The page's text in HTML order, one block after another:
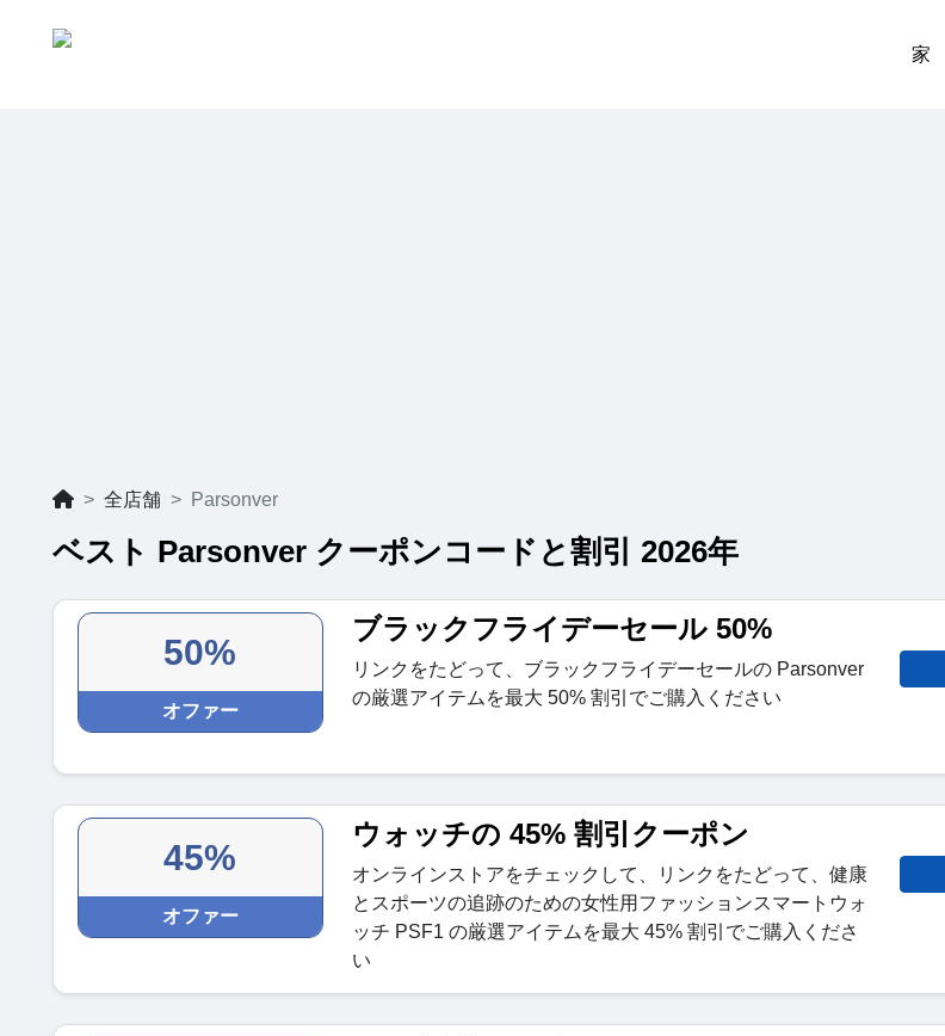
家
全店舗 Parsonver
ベスト Parsonver クーポンコードと割引 2026年
50%
オファー
ブラックフライデーセール 50%
リンクをたどって、ブラックフライデーセールの Parsonver
の厳選アイテムを最大 50% 割引でご購入ください
45%
オファー
ウォッチの 45% 割引クーポン
オンラインストアをチェックして、リンクをたどって、健康
とスポーツの追跡のための女性用ファッションスマートウォ
ッチ PSF1 の厳選アイテムを最大 45% 割引でご購入くださ
い